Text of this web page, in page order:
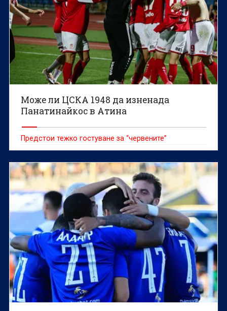
Може ли ЦСКА 1948 да изненада
Панатинайкос в Атина
Предстои тежко гостуване за “червените”